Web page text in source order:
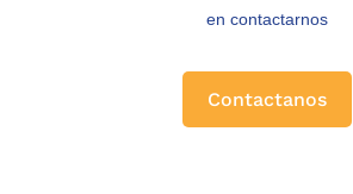
en contactarnos
Contactanos